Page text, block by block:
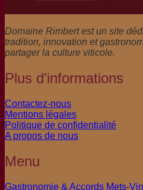
Domaine Rimbert est un site
tradition, innovation et
partager la culture viticole.
Plus d'informations
Contactez-nous
Mentions légales
Politique de confidentialité
A propos de nous
Menu
Gastronomie & Accords Mets-